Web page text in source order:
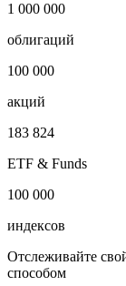
1 000 000
облигаций
100 000
акций
183 824
ETF & Funds
100 000
индексов
Отслеживайте
способом